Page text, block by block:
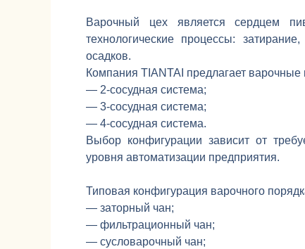
Варочный цех является сердцем
технологические процессы:
осадков.
Компания TIANTAI предлагает
— 2-сосудная система;
— 3-сосудная система;
— 4-сосудная система.
Выбор конфигурации зависит от
уровня автоматизации предприятия.
Типовая конфигурация варочного
— заторный чан;
— фильтрационный чан;
— сусловарочный чан;